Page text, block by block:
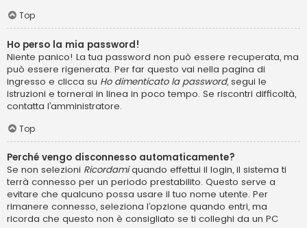
Top
Ho perso la mia password!
Niente panico! La tua password non può essere recuperata, ma
può essere rigenerata. Per far questo vai nella pagina di
ingresso e clicca su Ho dimenticato la password, segui le
istruzioni e tornerai in linea in poco tempo. Se riscontri difficoltà,
contatta l’amministratore.
Top
Perché vengo disconnesso automaticamente?
Se non selezioni Ricordamiquando effettui il login, il sistema ti
terrà connesso per un periodo prestabilito. Questo serve a
evitare che qualcuno possa usare il tuo nome utente. Per
rimanere connesso, seleziona l’opzione quando entri, ma
ricorda che questo non è consigliato se ti colleghi da un PC